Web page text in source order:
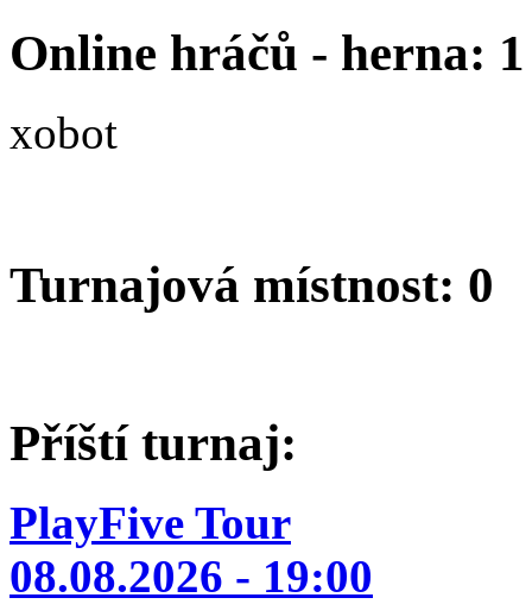
Online hráčů - herna: 1
xobot
Turnajová místnost: 0
Příští turnaj:
PlayFive Tour
08.08.2026 - 19:00